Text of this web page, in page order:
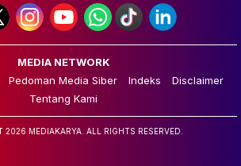
MEDIA NETWORK
Pedoman Media Siber Indeks
Disclaimer
Tentang Kami
2026 MEDIAKARYA. ALL RIGHTS RESERVED.